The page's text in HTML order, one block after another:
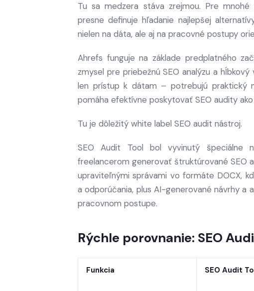
Tu sa medzera stáva zrejmou. Pre
presne definuje hľadanie najlepšej
nielen na dáta, ale aj na pracovné postupy
Ahrefs funguje na základe predplatného
zmysel pre priebežnú SEO analýzu a
len prístup k dátam – potrebujú praktický
pomáha efektívne poskytovať SEO audity ako
Tu je dôležitý white label SEO audit nástroj.
SEO Audit Tool bol vyvinutý špeciálne
freelancerom generovať štruktúrované SEO
upraviteľnými správami vo formáte DOCX,
a odporúčania, plus AI-generované návrhy a
pracovnom postupe.
Rýchle porovnanie: SEO
Funkcia SEO Audit